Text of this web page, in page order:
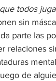
todos
sin
parte las
relaciones
de